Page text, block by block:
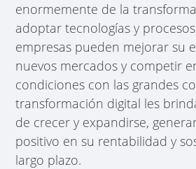
enormemente de la
adoptar tecnologías y
empresas pueden mejorar su
nuevos mercados y competir
condiciones con las grandes
transformación digital les
de crecer y expandirse,
positivo en su rentabilidad y
largo plazo.